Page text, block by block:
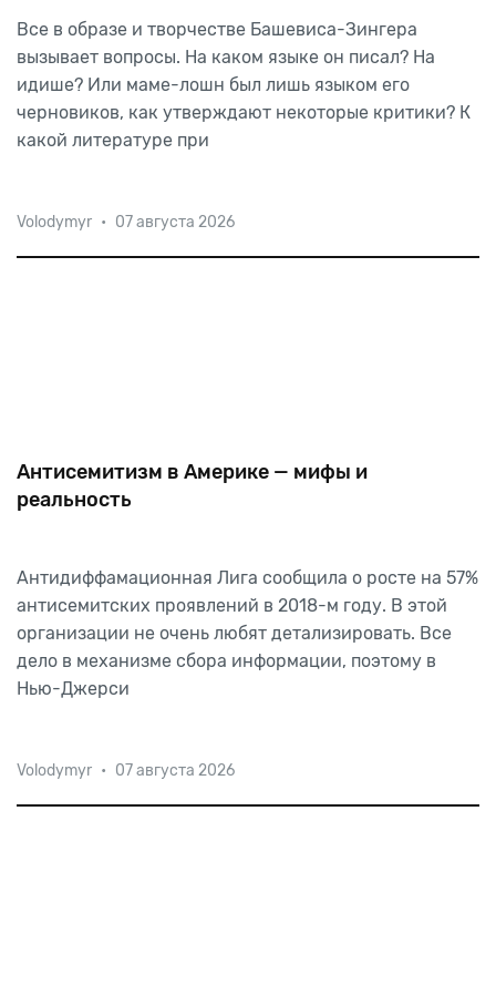
Все в образе и творчестве Башевиса-Зингера
вызывает вопросы. На каком языке он писал? На
идише? Или маме-лошн был лишь языком его
черновиков, как утверждают некоторые критики? К
какой литературе при
Volodymyr • 07 августа 2026
Антисемитизм в Америке — мифы и
реальность
Антидиффамационная Лига сообщила о росте на 57%
антисемитских проявлений в 2018-м году. В этой
организации не очень любят детализировать. Все
дело в механизме сбора информации, поэтому в
Нью-Джерси
Volodymyr • 07 августа 2026